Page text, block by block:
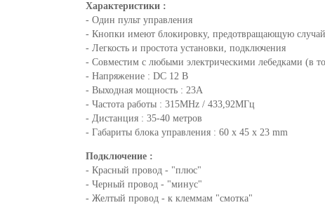
Характеристики :
- Один пульт управления
- Кнопки имеют блокировку, предотвращающую
- Легкость и простота установки, подключения
- Совместим с любыми электрическими лебедками (в
- Напряжение : DC 12 В
- Выходная мощность : 23А
- Частота работы : 315MHz / 433,92МГц
- Дистанция : 35-40 метров
- Габариты блока управления : 60 x 45 x 23 mm
Подключение :
- Красный провод - "плюс"
- Черный провод - "минус"
- Желтый провод - к клеммам "смотка"